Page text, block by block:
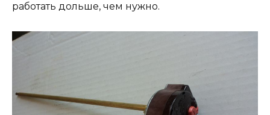
работать дольше, чем нужно.